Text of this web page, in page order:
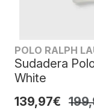
POLO RALPH
Sudadera
White
139,97€